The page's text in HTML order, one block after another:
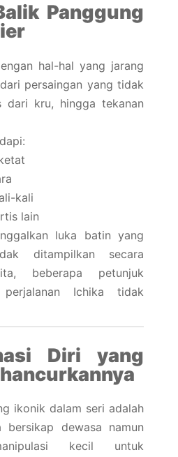
Panggung
hal-hal yang jarang
persaingan yang tidak
dari kru, hingga tekanan
kali
lain
luka batin yang
ditampilkan secara
beberapa petunjuk
perjalanan Ichika tidak
Diri yang
ikonik dalam seri adalah
dewasa namun
kecil untuk